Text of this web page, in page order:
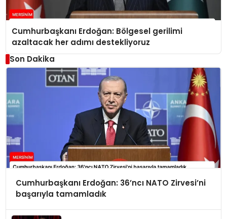
Cumhurbaşkanı Erdoğan: Bölgesel gerilimi
azaltacak her adımı destekliyoruz
Son Dakika
Cumhurbaşkanı Erdoğan: 36’ncı NATO Zirvesi’ni
başarıyla tamamladık